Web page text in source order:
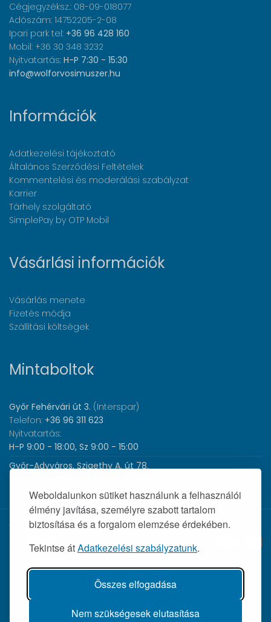
Weboldalunkon sütiket használunk a felhasználói
élmény javítása, személyre szabott tartalom
biztosítása és a forgalom elemzése érdekében.
Tekintse átAdatkezelési szabályzatunk.
Összes elfogadása
Nem szükségesek elutasítása
Cégjegyzéksz.: 08-09-018077
Adószám: 14752205-2-08
Ipari park tel: +36 96 428 160
Mobil: +36 30 348 3232
Nyitvatartás: H-P 7:30 - 15:30
info@wolforvosimuszer.hu
Információk
Adatkezelési tájékoztató
Általános Szerződési Feltételek
Kommentelési és moderálási szabályzat
Karrier
Tárhely szolgáltató
SimplePay by OTP Mobil
Vásárlási információk
Vásárlás menete
Fizetés módja
Szállítási költségek
Mintaboltok
Győr Fehérvári út 3. (Interspar)
Telefon: +36 96 311 623
Nyitvatartás:
H-P 9:00 - 18:00, Sz 9:00 - 15:00
Győr-Adyváros, Szigethy A. út 78.
Telefon:
Nyitvatartás:H-P 8:00 - 17:00
© 2026 Wolf Orvosi Műszer Kft. |